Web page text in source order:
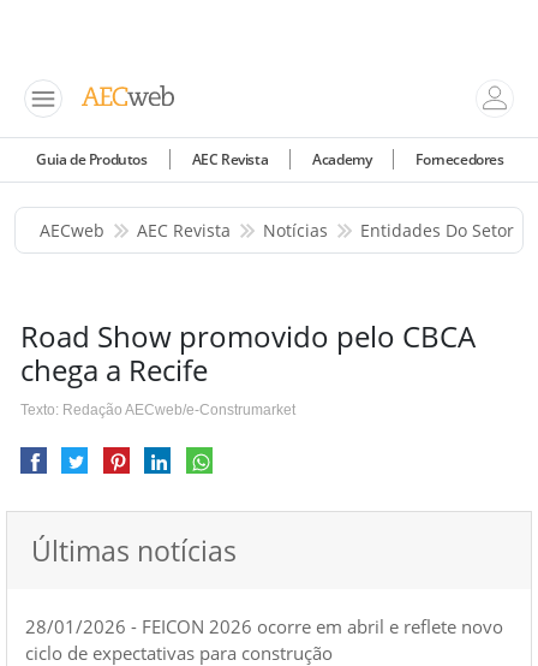
Guia de Produtos AEC Revista Academy Fornecedores
AECweb AEC Revista Notícias Entidades Do Setor
Road Show promovido pelo CBCA
chega a Recife
Texto: Redação AECweb/e-Construmarket
Últimas notícias
28/01/2026 - FEICON 2026 ocorre em abril e reflete novo
ciclo de expectativas para construção